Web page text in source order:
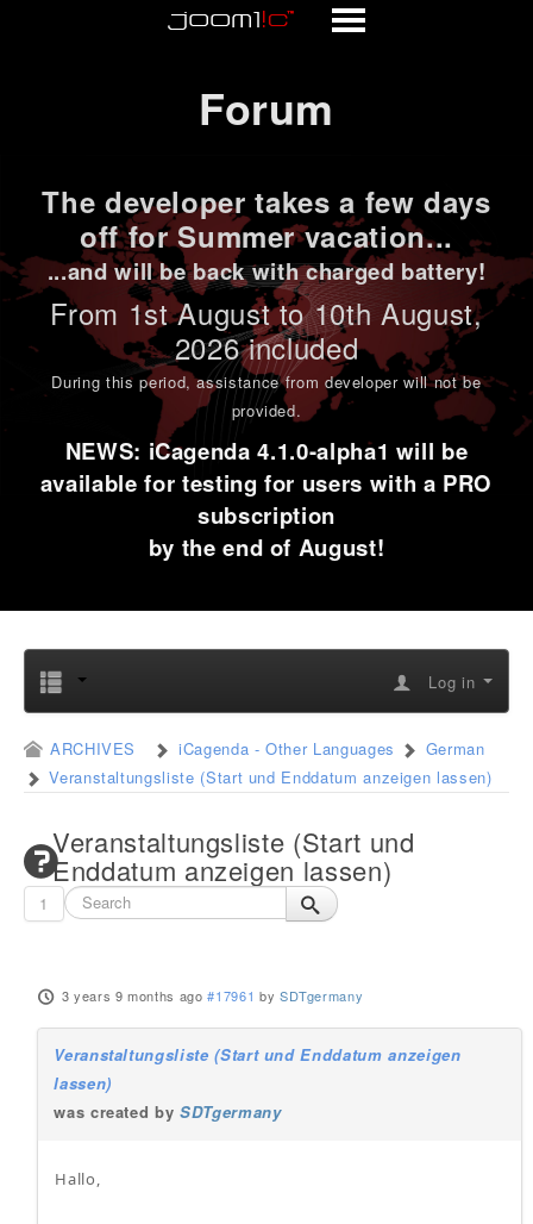
Forum
The developer takes a few days
off for Summer vacation...
...and will be back with charged battery!
From 1stAugust to 10th August,
2026 included
During this period,assistance from developer will not be
provided.
NEWS: iCagenda 4.1.0-alpha1 will be
available for testing for users with a PRO
subscription
by the end of August!
Log in
ARCHIVES iCagenda - Other Languages
German
Veranstaltungsliste (Start und Enddatum anzeigen lassen)
Veranstaltungsliste (Start und
Enddatum anzeigen lassen)
1
3 years 9 months ago #17961 by SDTgermany
Veranstaltungsliste (Start und Enddatum anzeigen
lassen)
was created bySDTgermany
Hallo,